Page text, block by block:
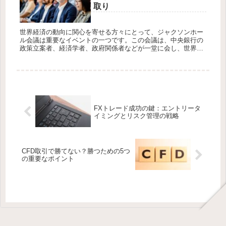
取り
世界経済の動向に関心を寄せる方々にとって、ジャクソンホー
ル会議は重要なイベントの一つです。この会議は、中央銀行の
政策立案者、経済学者、政府関係者などが一堂に会し、世界経
FXトレード成功の鍵：エントリータ
イミングとリスク管理の戦略
CFD取引で勝てない？勝つための5つ
の重要なポイント